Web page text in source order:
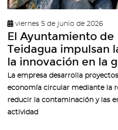
viernes 5 de junio de 2026
El Ayuntamiento de
Teidagua impulsan
la innovación en la
La empresa desarrolla
economía circular mediante la
reducir la contaminación y las
actividad